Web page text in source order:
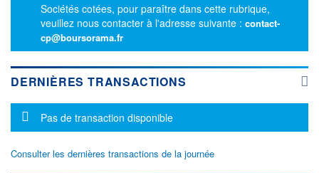
Sociétés cotées, pour paraître dans cette rubrique,
veuillez nous contacter à l'adresse suivante : contact-
cp@boursorama.fr
DERNIÈRES TRANSACTIONS
Message d'information
Pas de transaction disponible
Consulter les dernières transactions de la journée